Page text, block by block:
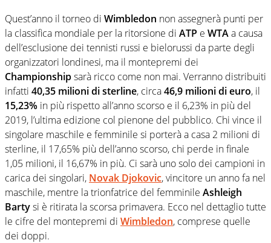
Quest’anno il torneo di Wimbledon non assegnerà punti per
la classifica mondiale per la ritorsione di ATP e WTAa causa
dell’esclusione dei tennisti russi e bielorussi da parte degli
organizzatori londinesi, ma il montepremi dei
Championshipsarà ricco come non mai. Verranno distribuiti
infatti 40,35 milioni di sterline, circa46,9 milioni di euro, il
15,23% in più rispetto all’anno scorso e il 6,23% in più del
2019, l’ultima edizione col pienone del pubblico. Chi vince il
singolare maschile e femminile si porterà a casa 2 milioni di
sterline, il 17,65% più dell’anno scorso, chi perde in finale
1,05 milioni, il 16,67% in più. Ci sarà uno solo dei campioni in
carica dei singolari, Novak Djokovic, vincitore un anno fa nel
maschile, mentre la trionfatrice del femminile Ashleigh
Bartysi è ritirata la scorsa primavera. Ecco nel dettaglio tutte
le cifre del montepremi di Wimbledon, comprese quelle
dei doppi.